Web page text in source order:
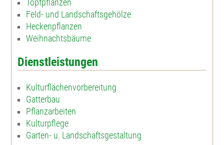
Topfpflanzen
Feld- und Landschaftsgehölze
Heckenpflanzen
Weihnachtsbäume
Dienstleistungen
Kulturflächenvorbereitung
Gatterbau
Pflanzarbeiten
Kulturpflege
Garten- u. Landschaftsgestaltung